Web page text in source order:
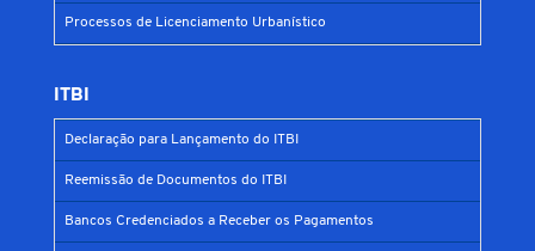
Processos de Licenciamento Urbanístico
ITBI
Declaração para Lançamento do ITBI
Reemissão de Documentos do ITBI
Bancos Credenciados a Receber os Pagamentos